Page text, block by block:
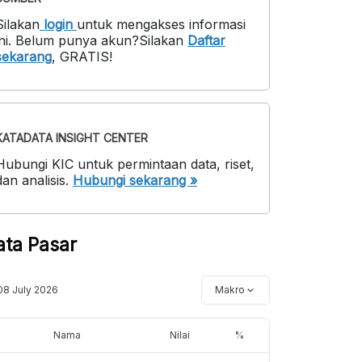
login untuk mengakses informasi
. Belum punya akun?Silakan Daftar
, GRATIS!
INSIGHT CENTER
KIC untuk permintaan data, riset,
analisis. Hubungi sekarang »
Pasar
July 2026 Makro
Nama Nilai %